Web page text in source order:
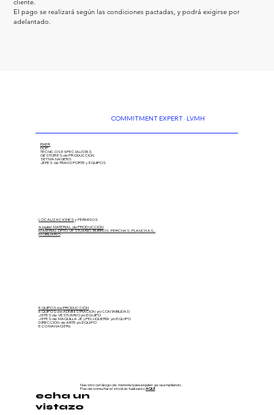
cliente.
El pago se realizará según las condiciones pactadas, y podrá exigirse por
adelantado.
COMMITMENT EXPERT · LVMH
FIXER
DOP
TÉCNICOS ESPECIALISTAS
GESTORES de PRODUCCIÓN
SET MANAGERS
JEFES de TRANSPORTE y EQUIPOS
EQUIPOS de PRODUCCIÓN
EQUIPOS de ADMINISTRACIÓN y/o CONTABILIDAD
JEFES de VESTUARIO y/o EQUIPO
JEFES de MAQUILLAJE y PELUQUERÍA y/o EQUIPO
DIRECCIÓN de ARTEy/o EQUIPO
ECO MANAGERs
LOCALIZACIONESy PERMISOS
Alquiler MATERIAL de PRODUCCIÓN
MATERIAL DPTO. VESTUARIO, BURROS, PERCHAS, PLANCHAS...
MOBILIARIO
Nuestro catálogo de material para alquiler se va ampliando.
Puede consultar el stock actualizadoAQUÍ
echa un
vistazo